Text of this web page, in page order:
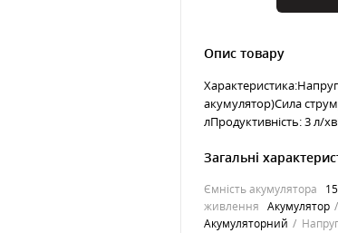
Опис товару
акумулятор)Сила
лПродуктивність: 3 л/
Загальні
Ємність акумулятора
живлення
Акумулятор
Акумуляторний